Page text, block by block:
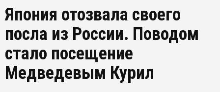
Япония отозвала своего
посла из России. Поводом
стало посещение
Медведевым Курил